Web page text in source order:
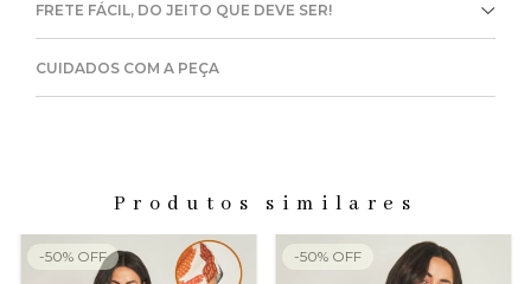
FRETE FÁCIL, DO JEITO QUE DEVE SER!
CUIDADOS COM A PEÇA
Produtos similares
-50% OFF -50% OFF